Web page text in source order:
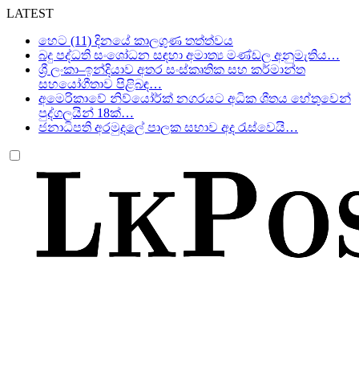
LATEST
හෙට (11) දිනයේ කාලගුණ තත්ත්වය
බදු පද්ධති සංශෝධන සඳහා අමාත්‍ය මණ්ඩල අනුමැතිය…
ශ්‍රී ලංකා–ඉන්දියාව අතර සංස්කෘතික සහ කර්මාන්ත
සහයෝගීතාව පිළිබඳ…
අමෙරිකාවේ නිව්යෝර්ක් නගරයට අධික ශීතය හේතුවෙන්
පුද්ගලයින් 18ක්…
ජනාධිපති අරමුදලේ පාලක සභාව අද රැස්වෙයි…